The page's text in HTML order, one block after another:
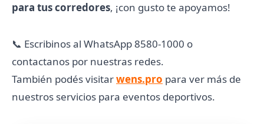
para tus corredores, ¡con gusto te apoyamos!
📞 Escribinos al WhatsApp 8580-1000 o
contactanos por nuestras redes.
También podés visitarwens.pro para ver más de
nuestros servicios para eventos deportivos.